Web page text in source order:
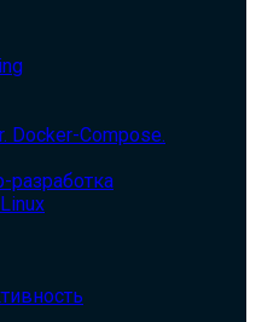
Docker-Compose.
разработка